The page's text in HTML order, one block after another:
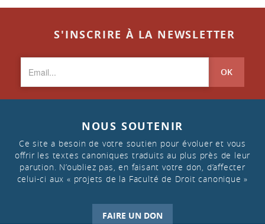
S'INSCRIRE À LA NEWSLETTER
OK
NOUS SOUTENIR
Ce site a besoin de votre soutien pour évoluer et vous
offrir les textes canoniques traduits au plus près de leur
parution. N’oubliez pas, en faisant votre don, d’affecter
celui-ci aux « projets de la Faculté de Droit canonique »
FAIRE UN DON